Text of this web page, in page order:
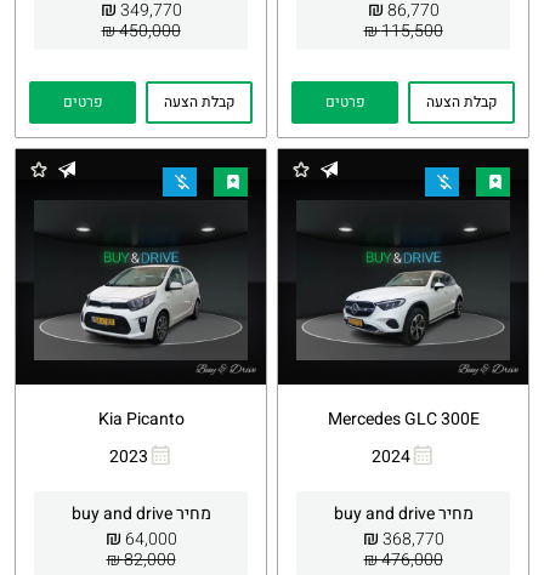
86,770
₪
115,500 ₪
קבלת הצעה פרטים
349,770
₪
450,000 ₪
קבלת הצעה פרטים
Mercedes GLC 300E
2024
מחיר buy and drive
368,770
₪
476,000 ₪
Whatsapp
Kia Picanto
2023
מחיר buy and drive
64,000
₪
82,000 ₪
Whatsapp